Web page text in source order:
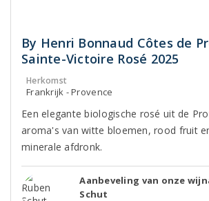
By Henri Bonnaud Côtes de
Sainte-Victoire Rosé 2025
Herkomst
Frankrijk - Provence
Een elegante biologische rosé uit de
aroma's van witte bloemen, rood fruit
minerale afdronk.
Aanbeveling van onze
Schut